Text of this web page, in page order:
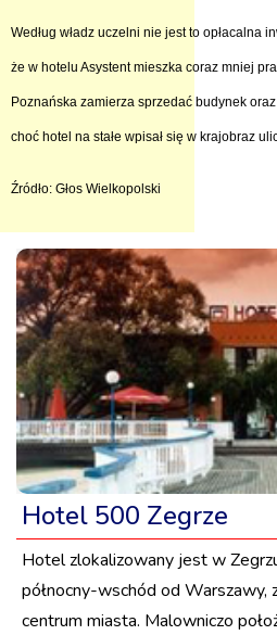
Według władz uczelni nie jest to opłacalna
że w hotelu Asystent mieszka coraz mniej
Poznańska zamierza sprzedać budynek
choć hotel na stałe wpisał się w krajobraz
Źródło: Głos Wielkopolski
Hotel 500 Zegrze
Hotel zlokalizowany jest w
północny-wschód od
centrum miasta. Malowniczo